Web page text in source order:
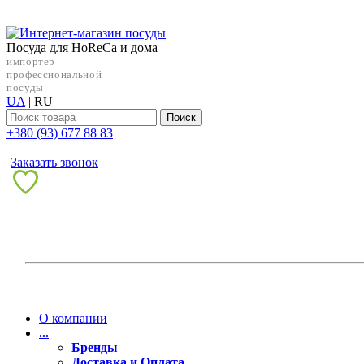
Посуда для HoReCa и дома
импортер
профессиональной
посуды
UA | RU
Поиск
+38‎0 (93) 677 88 83
Заказать звонок
О компании
...
Бренды